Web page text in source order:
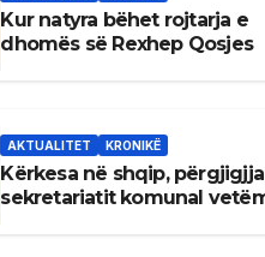
Kur natyra bëhet rojtarja e
dhomës së Rexhep Qosjes
AKTUALITET KRONIKË
Kërkesa në shqip,
sekretariatit komunal